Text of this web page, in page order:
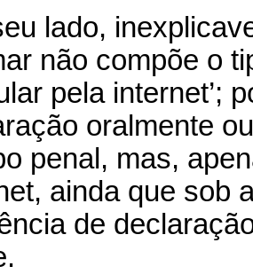
lado,
não compõe o
pela internet’;
oralmente
penal, mas,
ainda que sob
de